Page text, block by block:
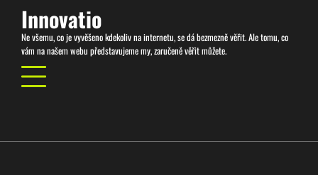
content
Innovatio
Ne všemu, co je vyvěšeno kdekoliv na internetu, se dá bezmezně věřit. Ale tomu, co
vám na našem webu představujeme my, zaručeně věřit můžete.